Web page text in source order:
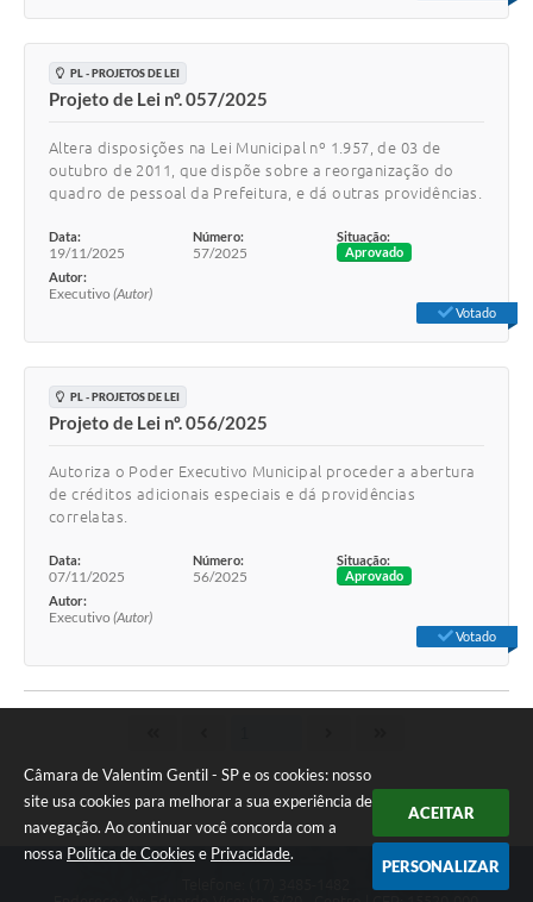
Câmara de Valentim Gentil - SP e os cookies: nosso
site usa cookies para melhorar a sua experiência de
navegação. Ao continuar você concorda com a
nossa Política de Cookies e Privacidade.
ACEITAR
PERSONALIZAR
PL - PROJETOS DE LEI
Projeto de Lei nº. 057/2025
Altera disposições na Lei Municipal nº 1.957, de 03 de
outubro de 2011, que dispõe sobre a reorganização do
quadro de pessoal da Prefeitura, e dá outras providências.
Data:
19/11/2025
Número:
57/2025
Situação:
Aprovado
Autor:
Executivo (Autor)
Votado
PL - PROJETOS DE LEI
Projeto de Lei nº. 056/2025
Autoriza o Poder Executivo Municipal proceder a abertura
de créditos adicionais especiais e dá providências
correlatas.
Data:
07/11/2025
Número:
56/2025
Situação:
Aprovado
Autor:
Executivo (Autor)
Votado